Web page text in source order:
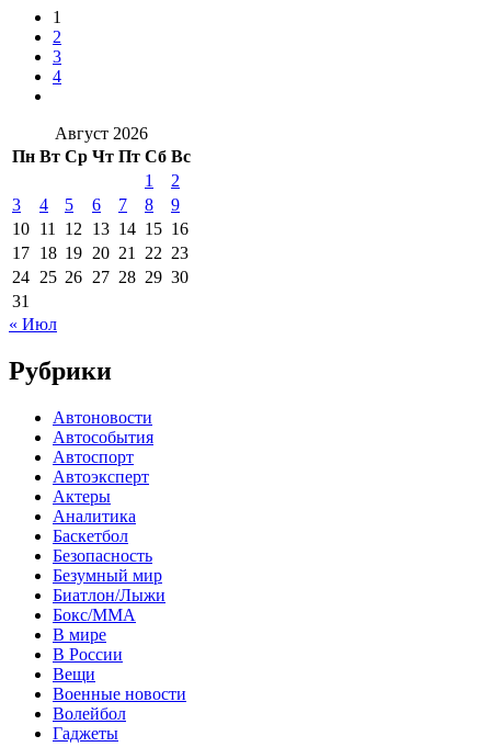
1
2
3
4
Август 2026
Пн Вт Ср Чт Пт Сб Вс
1
2
3
4 5 6 7 8
9
10 11 12 13 14 15 16
17 18 19 20 21 22 23
24 25 26 27 28 29 30
31
« Июл
Рубрики
Автоновости
Автособытия
Автоспорт
Автоэксперт
Актеры
Аналитика
Баскетбол
Безопасность
Безумный мир
Биатлон/Лыжи
Бокс/MMA
В мире
В России
Вещи
Военные новости
Волейбол
Гаджеты